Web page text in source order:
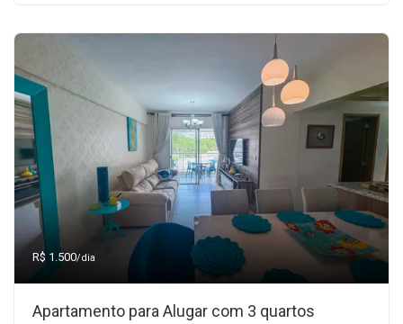
R$ 1.500/dia
Apartamento para Alugar com 3 quartos